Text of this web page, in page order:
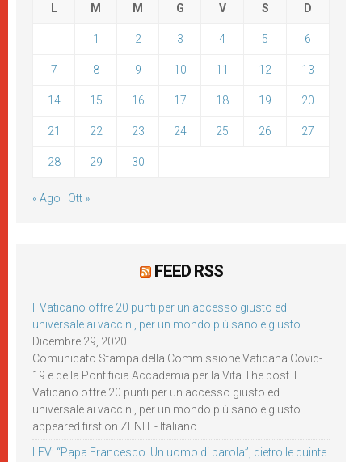
L M M G V S D
1 2 3 4 5 6
7 8 9 10 11 12 13
14 15 16 17 18 19 20
21 22 23 24 25 26 27
28 29 30
« Ago Ott »
FEED RSS
Il Vaticano offre 20 punti per un accesso giusto ed
universale ai vaccini, per un mondo più sano e giusto
Dicembre 29, 2020
Comunicato Stampa della Commissione Vaticana Covid-
19 e della Pontificia Accademia per la Vita The post Il
Vaticano offre 20 punti per un accesso giusto ed
universale ai vaccini, per un mondo più sano e giusto
appeared first on ZENIT - Italiano.
LEV: “Papa Francesco. Un uomo di parola”, dietro le quinte